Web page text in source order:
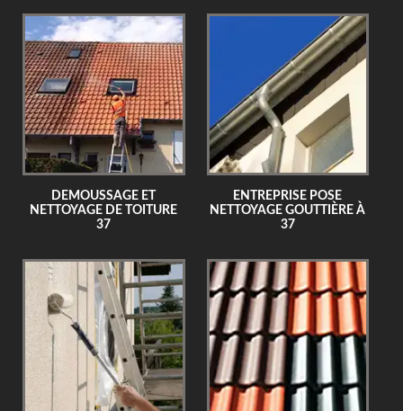
DEMOUSSAGE ET
NETTOYAGE DE TOITURE
37
ENTREPRISE POSE
NETTOYAGE GOUTTIÈRE À
37